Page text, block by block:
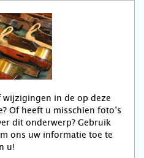
in de op deze
Of heeft u misschien foto’s
dit onderwerp? Gebruik
ons uw informatie toe te
u!